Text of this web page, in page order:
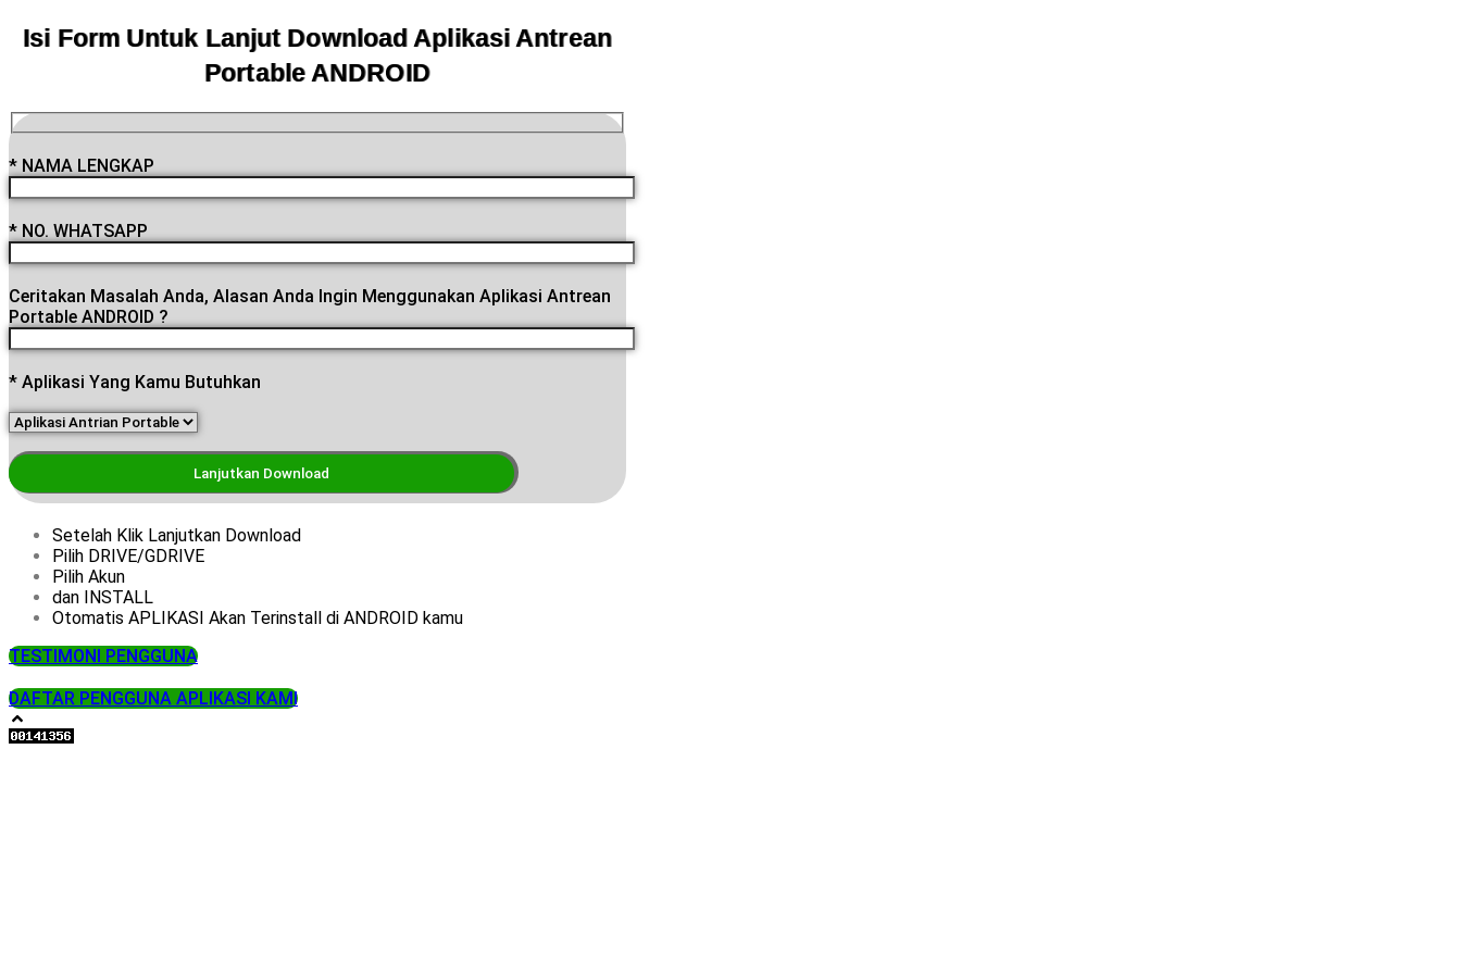
Isi Form Untuk Lanjut Download Aplikasi Antrean
Portable ANDROID
* NAMA LENGKAP
* NO. WHATSAPP
Ceritakan Masalah Anda, Alasan Anda Ingin Menggunakan Aplikasi Antrean
Portable ANDROID ?
* Aplikasi Yang Kamu Butuhkan
Setelah Klik Lanjutkan Download
Pilih DRIVE/GDRIVE
Pilih Akun
dan INSTALL
Otomatis APLIKASI Akan Terinstall di ANDROID kamu
TESTIMONI PENGGUNA
DAFTAR PENGGUNA APLIKASI KAMI